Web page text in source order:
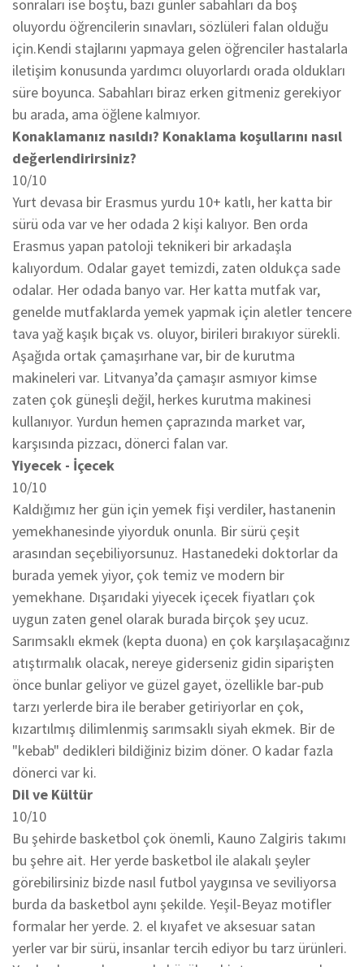
sonraları ise boştu, bazı günler sabahları da boş
oluyordu öğrencilerin sınavları, sözlüleri falan olduğu
için.Kendi stajlarını yapmaya gelen öğrenciler hastalarla
iletişim konusunda yardımcı oluyorlardı orada oldukları
süre boyunca. Sabahları biraz erken gitmeniz gerekiyor
bu arada, ama öğlene kalmıyor.
Konaklamanız nasıldı? Konaklama koşullarını nasıl
değerlendirirsiniz?
10/10
Yurt devasa bir Erasmus yurdu 10+ katlı, her katta bir
sürü oda var ve her odada 2 kişi kalıyor. Ben orda
Erasmus yapan patoloji teknikeri bir arkadaşla
kalıyordum. Odalar gayet temizdi, zaten oldukça sade
odalar. Her odada banyo var. Her katta mutfak var,
genelde mutfaklarda yemek yapmak için aletler tencere
tava yağ kaşık bıçak vs. oluyor, birileri bırakıyor sürekli.
Aşağıda ortak çamaşırhane var, bir de kurutma
makineleri var. Litvanya’da çamaşır asmıyor kimse
zaten çok güneşli değil, herkes kurutma makinesi
kullanıyor. Yurdun hemen çaprazında market var,
karşısında pizzacı, dönerci falan var.
Yiyecek - İçecek
10/10
Kaldığımız her gün için yemek fişi verdiler, hastanenin
yemekhanesinde yiyorduk onunla. Bir sürü çeşit
arasından seçebiliyorsunuz. Hastanedeki doktorlar da
burada yemek yiyor, çok temiz ve modern bir
yemekhane. Dışarıdaki yiyecek içecek fiyatları çok
uygun zaten genel olarak burada birçok şey ucuz.
Sarımsaklı ekmek (kepta duona) en çok karşılaşacağınız
atıştırmalık olacak, nereye giderseniz gidin siparişten
önce bunlar geliyor ve güzel gayet, özellikle bar-pub
tarzı yerlerde bira ile beraber getiriyorlar en çok,
kızartılmış dilimlenmiş sarımsaklı siyah ekmek. Bir de
"kebab" dedikleri bildiğiniz bizim döner. O kadar fazla
dönerci var ki.
Dil ve Kültür
10/10
Bu şehirde basketbol çok önemli, Kauno Zalgiris takımı
bu şehre ait. Her yerde basketbol ile alakalı şeyler
görebilirsiniz bizde nasıl futbol yaygınsa ve seviliyorsa
burda da basketbol aynı şekilde. Yeşil-Beyaz motifler
formalar her yerde. 2. el kıyafet ve aksesuar satan
yerler var bir sürü, insanlar tercih ediyor bu tarz ürünleri.